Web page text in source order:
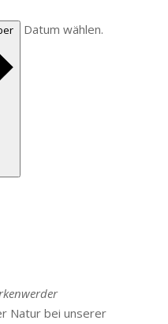
Datum wählen.
Natur bei unserer